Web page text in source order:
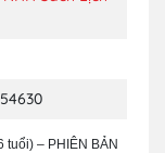
tuổi) – PHIÊN BẢN